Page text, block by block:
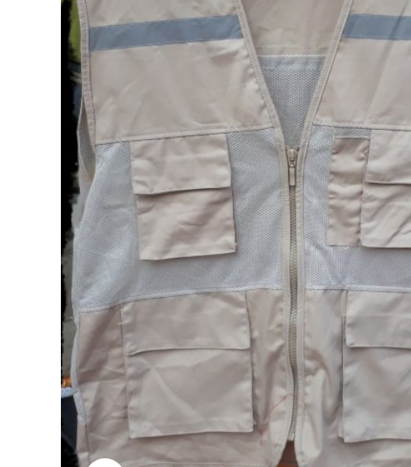
Quần áo chịu nhiệt cách
Quần áo chống điện từ
trường
Quần áo mưa
Bảng mã vải